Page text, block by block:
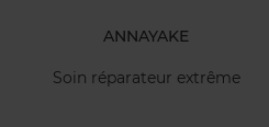
ANNAYAKE
Soin réparateur extrême